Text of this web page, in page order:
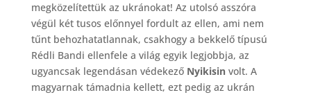
megközelítettük az ukránokat! Az utolsó asszóra
végül két tusos előnnyel fordult az ellen, ami nem
tűnt behozhatatlannak, csakhogy a bekkelő típusú
Rédli Bandi ellenfele a világ egyik legjobbja, az
ugyancsak legendásan védekező Nyikisinvolt. A
magyarnak támadnia kellett, ezt pedig az ukrán